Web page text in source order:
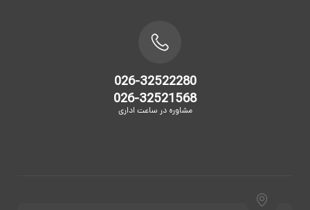
026-32522280
026-32521568
مشاوره در ساعت اداری